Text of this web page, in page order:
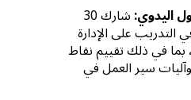
اليدوي:
شارك 30
6 نساء) في التدريب على الإدارة
بما في ذلك تقييم نقاط
سير العمل في